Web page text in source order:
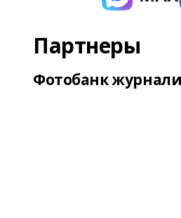
Партнеры
Фотобанк